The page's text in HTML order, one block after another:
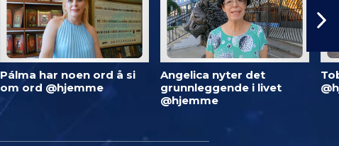
Pálma har noen ord å si
om ord @hjemme
Angelica nyter det
grunnleggende i livet
@hjemme